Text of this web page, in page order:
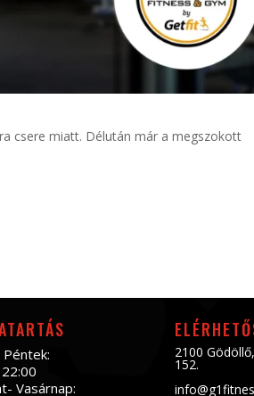
csere miatt. Délután már a megszokott
Vasárnap:
2100
152.